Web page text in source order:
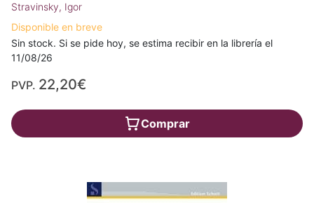
Stravinsky, Igor
Disponible en breve
Sin stock. Si se pide hoy, se estima recibir en la librería el
11/08/26
PVP. 22,20€
Comprar